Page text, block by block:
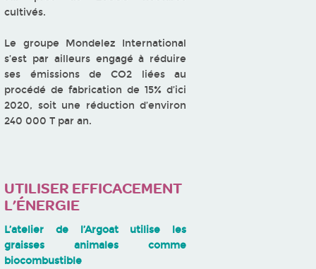
cultivés.
Le groupe Mondelez International
s’est par ailleurs engagé à réduire
ses émissions de CO2 liées au
procédé de fabrication de 15% d’ici
2020, soit une réduction d’environ
240 000 T par an.
UTILISER EFFICACEMENT
L’ÉNERGIE
L’atelier de l’Argoat utilise les
graisses animales comme
biocombustible